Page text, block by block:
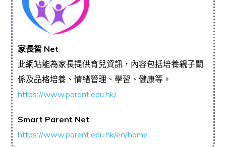
家長智 Net
此網站能為家長提供育兒資訊，內容包括培養親子關
係及品格培養、情緒管理、學習、健康等。
https://www.parent.edu.hk/
Smart Parent Net
https://www.parent.edu.hk/en/home